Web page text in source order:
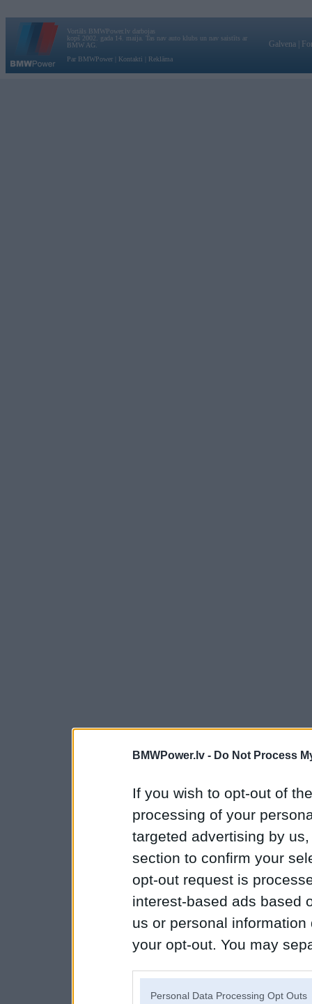
BMWPower.lv - Do Not Process
If you wish to opt-out of
processing of your
targeted advertising by
section to confirm your
opt-out request is
interest-based ads based
us or personal
your opt-out. You may
Personal Data Processing Opt Outs
Vortāls BMWPower.lv darbojas
kopš 2002. gada 14. maija. Tas nav auto klubs un nav saistīts ar
BMW AG.
Par BMWPower
Kontakti Reklāma
Galvena